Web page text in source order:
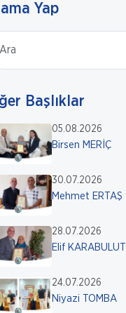
Yap
Başlıklar
05.08.2026
Birsen MERİÇ
30.07.2026
Mehmet ERTAŞ
28.07.2026
Elif KARABULUT
24.07.2026
Niyazi TOMBA